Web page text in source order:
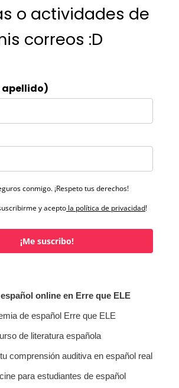
o actividades de
correos :D
apellido)
conmigo. ¡Respeto tus derechos!
y acepto la política de privacidad!
¡Me suscribo!
online en Erre que ELE
de español Erre que ELE
de literatura española
comprensión auditiva en español real
para estudiantes de español